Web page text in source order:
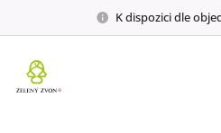
K dispozici dle